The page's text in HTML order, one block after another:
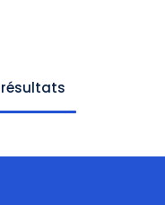
résultats